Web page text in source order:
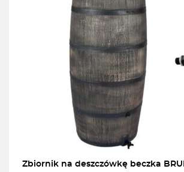
Zbiornik na deszczówkę beczka